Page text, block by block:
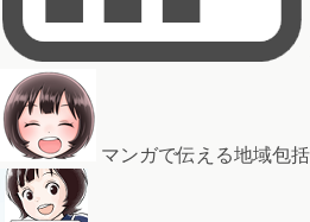
マンガで伝える地域包